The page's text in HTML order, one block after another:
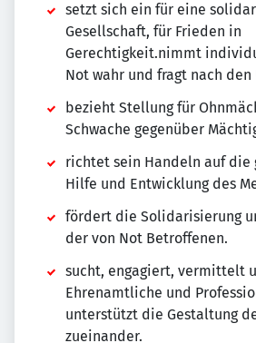
setzt sich ein für eine
Gesellschaft, für Frieden in
Gerechtigkeit.nimmt
Not wahr und fragt nach den
bezieht Stellung für
Schwache gegenüber
richtet sein Handeln auf die
Hilfe und Entwicklung des
fördert die Solidarisierung
der von Not Betroffenen.
sucht, engagiert, vermittelt
Ehrenamtliche und
unterstützt die Gestaltung
zueinander.